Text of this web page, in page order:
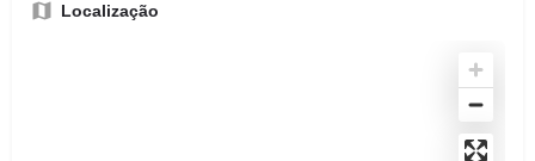
Localização